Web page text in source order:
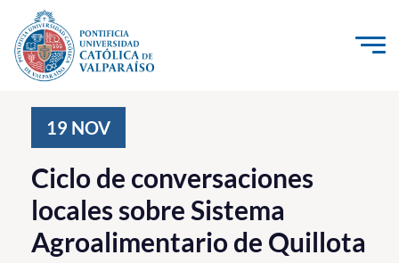
Click acá para ir directamente al contenido
Investigación, Creación e Innovación
PUCV Internacional
Vinculación con el Medio
19 NOV
Ciclo de conversaciones
locales sobre Sistema
Agroalimentario de Quillota